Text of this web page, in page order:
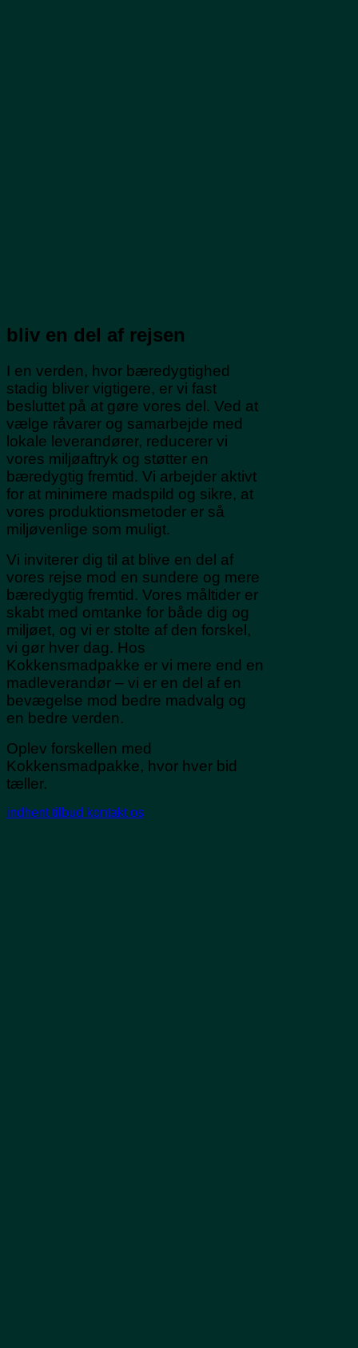
bliv en del af rejsen
I en verden, hvor bæredygtighed
stadig bliver vigtigere, er vi fast
besluttet på at gøre vores del. Ved at
vælge råvarer og samarbejde med
lokale leverandører, reducerer vi
vores miljøaftryk og støtter en
bæredygtig fremtid. Vi arbejder aktivt
for at minimere madspild og sikre, at
vores produktionsmetoder er så
miljøvenlige som muligt.
Vi inviterer dig til at blive en del af
vores rejse mod en sundere og mere
bæredygtig fremtid. Vores måltider er
skabt med omtanke for både dig og
miljøet, og vi er stolte af den forskel,
vi gør hver dag. Hos
Kokkensmadpakke er vi mere end en
madleverandør – vi er en del af en
bevægelse mod bedre madvalg og
en bedre verden.
Oplev forskellen med
Kokkensmadpakke, hvor hver bid
tæller.
indhent tilbud kontakt os